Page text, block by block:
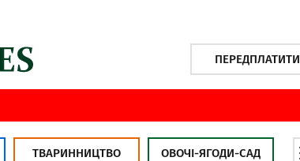
ПЕРЕДПЛАТИТИ
ТВАРИННИЦТВО ОВОЧІ-ЯГОДИ-САД